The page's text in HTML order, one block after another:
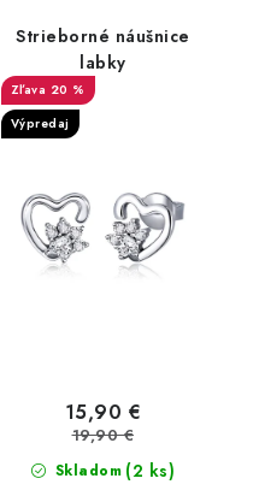
Strieborné náušnice
labky
20 %
Výpredaj
Skladom (2 ks)
15,90 €
19,90 €